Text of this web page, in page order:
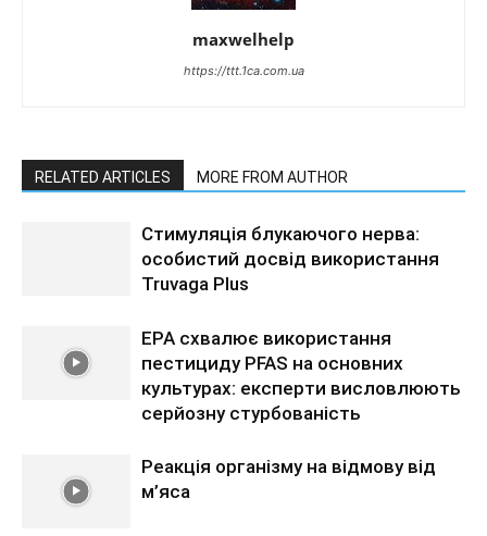
maxwelhelp
https://ttt.1ca.com.ua
RELATED ARTICLES MORE FROM AUTHOR
Стимуляція блукаючого нерва:
особистий досвід використання
Truvaga Plus
EPA схвалює використання
пестициду PFAS на основних
культурах: експерти висловлюють
серйозну стурбованість
Реакція організму на відмову від
м’яса